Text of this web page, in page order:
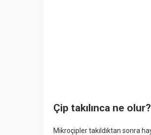
Çip takılınca ne olur?
Mikroçipler takıldıktan sonra